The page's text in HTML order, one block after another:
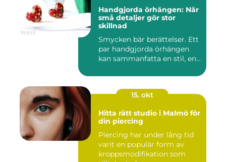
Handgjorda örhängen: När
små detaljer gör stor
skillnad
Smycken bär berättelser. Ett
par handgjorda örhängen
kan sammanfatta en stil, en...
15. okt
Hitta rätt studio i Malmö för
din piercing
Piercing har under lång tid
varit en populär form av
kroppsmodifikation som